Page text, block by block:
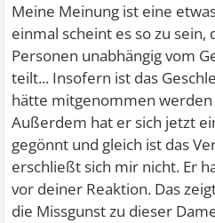
Meine Meinung ist eine
einmal scheint es so zu
Personen unabhängig vom
teilt... Insofern ist das
hätte mitgenommen
Außerdem hat er sich jetzt
gegönnt und gleich ist das
erschließt sich mir nicht. Er
vor deiner Reaktion. Das
die Missgunst zu dieser